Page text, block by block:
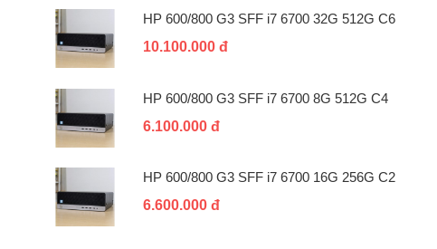
HP 600/800 G3 SFF i7 6700 32G 512G C6
10.100.000 đ
HP 600/800 G3 SFF i7 6700 8G 512G C4
6.100.000 đ
HP 600/800 G3 SFF i7 6700 16G 256G C2
6.600.000 đ